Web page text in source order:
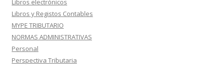
Libros electrónicos
Libros y Registos Contables
MYPE TRIBUTARIO
NORMAS ADMINISTRATIVAS
Personal
Perspectiva Tributaria